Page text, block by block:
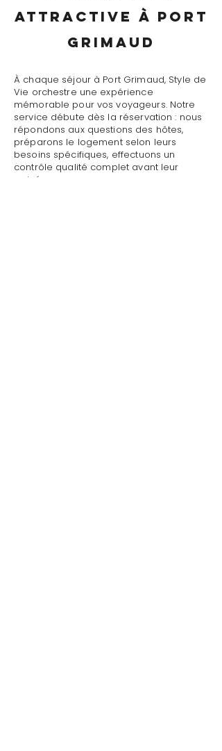
attractive à Port
Grimaud
À chaque séjour à Port Grimaud, Style de
Vie orchestre une expérience
mémorable pour vos voyageurs. Notre
service débute dès la réservation : nous
répondons aux questions des hôtes,
préparons le logement selon leurs
besoins spécifiques, effectuons un
contrôle qualité complet avant leur
arrivée.